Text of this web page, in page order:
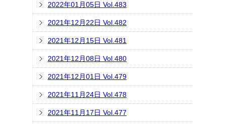
2022年01月05日 Vol.483
2021年12月22日 Vol.482
2021年12月15日 Vol.481
2021年12月08日 Vol.480
2021年12月01日 Vol.479
2021年11月24日 Vol.478
2021年11月17日 Vol.477